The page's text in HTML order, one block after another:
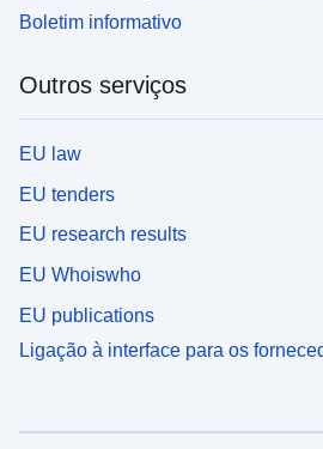
Boletim informativo
Outros serviços
EU law
EU tenders
EU research results
EU Whoiswho
EU publications
Ligação à interface para os